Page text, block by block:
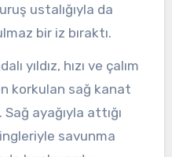
ustalığıyla da
bir iz bıraktı.
yıldız, hızı ve çalım
korkulan sağ kanat
ayağıyla attığı
savunma